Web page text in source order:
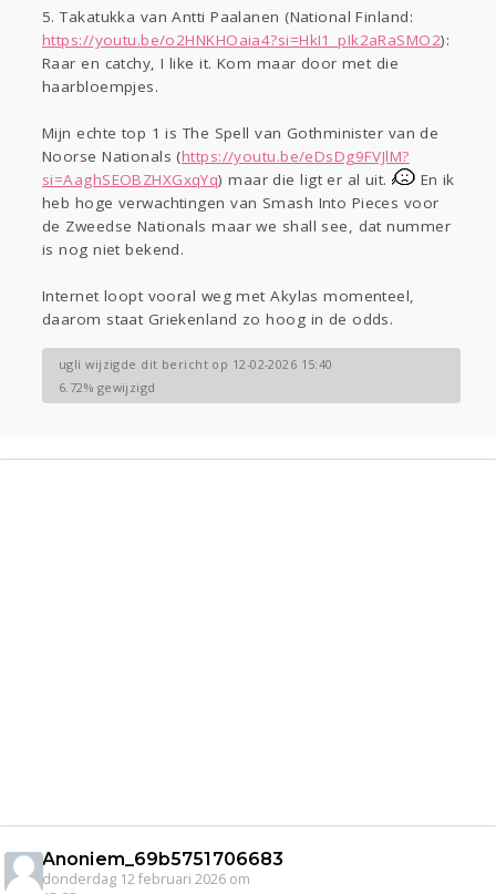
5. Takatukka van Antti Paalanen (National Finland:
https://youtu.be/o2HNKHOaia4?si=HkI1_pIk2aRaSMO2):
Raar en catchy, I like it. Kom maar door met die
haarbloempjes.
Mijn echte top 1 is The Spell van Gothminister van de
Noorse Nationals (https://youtu.be/eDsDg9FVJlM?
si=AaghSEOBZHXGxqYq) maar die ligt er al uit.
En ik
heb hoge verwachtingen van Smash Into Pieces voor
de Zweedse Nationals maar we shall see, dat nummer
is nog niet bekend.
Internet loopt vooral weg met Akylas momenteel,
daarom staat Griekenland zo hoog in de odds.
ugli wijzigde dit bericht op 12-02-2026 15:40
6.72% gewijzigd
Anoniem_69b5751706683
donderdag 12 februari 2026 om